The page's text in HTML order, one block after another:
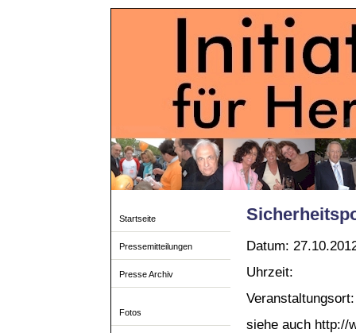
Startseite
Pressemitteilungen
Presse Archiv
Fotos
Datum:
Uhrzeit:
siehe auch http://